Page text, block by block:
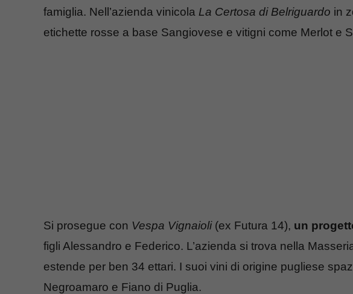
famiglia. Nell’azienda vinicola La Certosa di Belriguardo in
etichette rosse a base Sangiovese e vitigni come Merlot e
Si prosegue con Vespa Vignaioli(ex Futura 14), un
figli Alessandro e Federico. L’azienda si trova nella
estende per ben 34 ettari. I suoi vini di origine pugliese
Negroamaro e Fiano di Puglia.